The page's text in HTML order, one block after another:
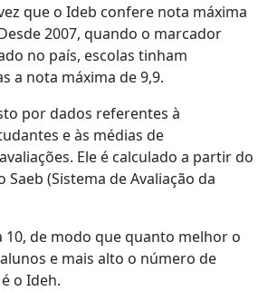
que o Ideb confere nota máxima
2007, quando o marcador
no país, escolas tinham
a nota máxima de 9,9.
por dados referentes à
e às médias de
Ele é calculado a partir do
Saeb (Sistema de Avaliação da
10, de modo que quanto melhor o
e mais alto o número de
o Ideh.